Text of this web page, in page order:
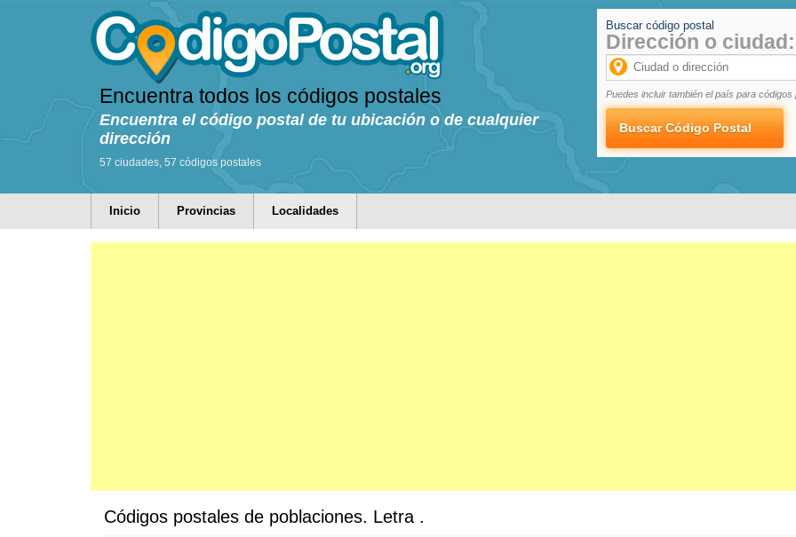
Encuentra todos los códigos postales
Encuentra el código postal de tu ubicación o de cualquier
dirección
57 ciudades, 57 códigos postales
Buscar código postal
Dirección o ciudad:
Puedes incluir también el país para
Inicio Provincias Localidades
Códigos postales de poblaciones. Letra .